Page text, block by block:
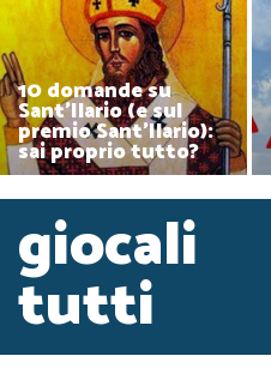
10 domande su
Sant'Ilario (e sul
premio Sant'Ilario):
sai proprio tutto?
giocali
tutti